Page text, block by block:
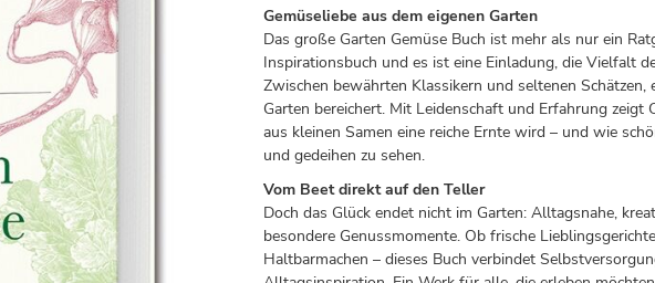
Gemüseliebe aus dem eigenen Garten
Das große Garten Gemüse Buch ist mehr als nur ein
Inspirationsbuch und es ist eine Einladung, die Vielfalt
Zwischen bewährten Klassikern und seltenen Schätzen,
Garten bereichert. Mit Leidenschaft und Erfahrung
aus kleinen Samen eine reiche Ernte wird – und wie
und gedeihen zu sehen.
Vom Beet direkt auf den Teller
Doch das Glück endet nicht im Garten: Alltagsnahe,
besondere Genussmomente. Ob frische
Haltbarmachen – dieses Buch verbindet